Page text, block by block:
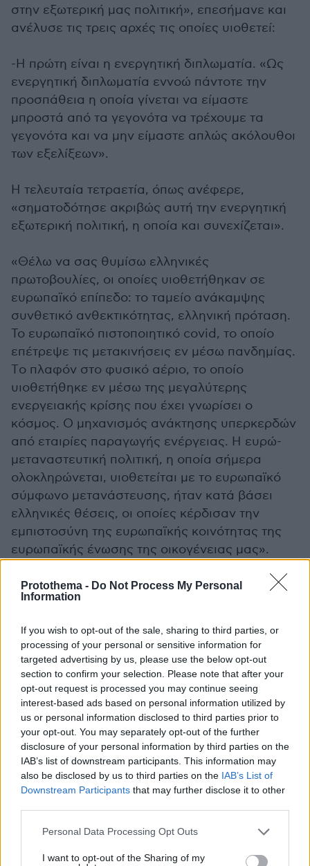
Protothema - Do Not Process My Personal
Information
If you wish to opt-out of the sale, sharing to third parties, or
processing of your personal or sensitive information for
targeted advertising by us, please use the below opt-out
section to confirm your selection. Please note that after your
opt-out request is processed you may continue seeing
interest-based ads based on personal information utilized by
us or personal information disclosed to third parties prior to
your opt-out. You may separately opt-out of the further
disclosure of your personal information by third parties on the
IAB’s list of downstream participants. This information may
also be disclosed by us to third parties on the IAB’s List of
Downstream Participants that may further disclose it to other
Please note that this website/app uses one or more Google
not limited to your visit or usage behaviour. You may click to
Personal Data Processing Opt Outs
I want to opt-out of the Sharing of my
στην εξωτερική μας πολιτική», επεσήμανε και
ανέλυσε τις τρεις αρχές τις οποίες υιοθετεί:
-Η πρώτη είναι η ενεργητική διπλωματία. «Ως
ενεργητική διπλωματία εννοώ πάντοτε την
προσπάθεια η οποία γίνεται να είμαστε
μπροστά από τα γεγονότα να τρέχουμε τα
γεγονότα και να μην είμαστε απλώς ακόλουθοι
των εξελίξεων».
Η τελευταία τετραετία, όπως ανέφερε,
«σηματοδότησε ακριβώς αυτή την ενεργητική
εξωτερική πολιτική, η οποία και συνεχίζεται».
«Θέλω να σας θυμίσω ελληνικές
πρωτοβουλίες, οι οποίες υιοθετήθηκαν σε
ευρωπαϊκό επίπεδο: το ταμείο ανάκαμψης
συνθετικό ανθεκτικότητας, ελληνική πρόταση.
Το ευρωπαϊκό πιστοποιητικό covid, το οποίο
επέτρεψε τις μετακινήσεις εν μέσω πανδημίας.
Tο πλαφόν στο φυσικό αέριο, το οποίο
υιοθετήθηκε εν μέσω της μεγαλύτερης
ενεργειακής κρίσης που έχει γνωρίσει ο
κόσμος. O μηχανισμός ανάκτησης υπερκερδών
από εταιρίες παραγωγής ενέργειας. H ευρώ-
μεταναστευτική πολιτική, η οποία σήμερα
ολοκληρώνεται, υιοθετείται με το ευρωπαϊκό
σύμφωνο μετανάστευσης, ήταν κατά βάσει
ελληνικές θέσεις, οι οποίες κέρδισαν την
εμπιστοσύνη της ευρωπαϊκής κοινότητας της
ευρωπαϊκής ένωσης της οικογένειας μας».
Ακόμη, επεσήμανε, «τα τελευταία
συμπεράσματά του ευρωπαϊκού συμβουλίου
των αρχών που εμείς αναδείξαμε από την
επαύριον της τρομοκρατικής επίθεσης της 7
Οκτωβρίου και στηριζόταν ακριβώς τις αρχές
τις οποίες είχαμε υιοθετήσει».
«Η δεύτερη θεμελιώδης αξία της εξωτερικής
πολιτικής που ακολουθούμε είναι η πολύτροπη
διπλωματία, μια διπλωματία η οποία δεν
εξαντλείται μόνο στις συμβατικές μορφές της,
μια διπλωματία, η οποία υιοθετεί τις νέες
εκδοχές εξωτερικής πολιτικής, ιδίως αυτό που